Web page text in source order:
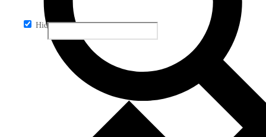
Hidden label